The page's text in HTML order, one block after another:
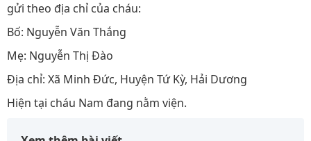
gửi theo địa chỉ của cháu:
Bố: Nguyễn Văn Thắng
Mẹ: Nguyễn Thị Đào
Địa chỉ: Xã Minh Đức, Huyện Tứ Kỳ, Hải Dương
Hiện tại cháu Nam đang nằm viện.